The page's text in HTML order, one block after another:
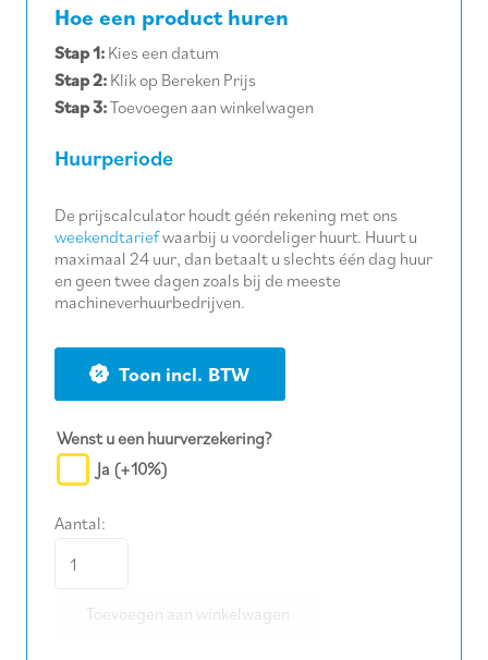
Hoe een product huren
Stap 1: Kies een datum
Stap 2: Klik op Bereken Prijs
Stap 3:Toevoegen aan winkelwagen
Huurperiode
De prijscalculator houdt géén rekening met ons
weekendtariefwaarbij u voordeliger huurt. Huurt u
maximaal 24 uur, dan betaalt u slechts één dag huur
en geen twee dagen zoals bij de meeste
machineverhuurbedrijven.
BTW
Wenst u een huurverzekering?
Ja (+10%)
Aantal:
Toevoegen aan winkelwagen